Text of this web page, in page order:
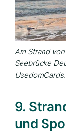
Am Strand
Seebrücke
9.
und